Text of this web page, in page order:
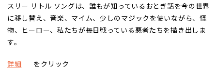
スリー リトル ソングは、誰もが知っているおとぎ話を今の世界
に移し替え、音楽、マイム、少しのマジックを使いながら、怪
物、ヒーロー、私たちが毎日戦っている悪者たちを描き出しま
す。
詳細 をクリック